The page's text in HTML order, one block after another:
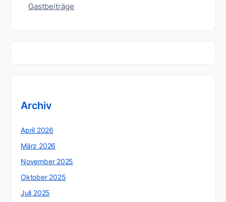
Gastbeiträge
Archiv
April 2026
März 2026
November 2025
Oktober 2025
Juli 2025